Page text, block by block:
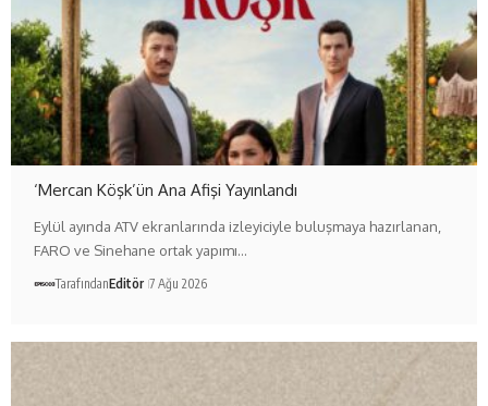
‘Mercan Köşk’ün Ana Afişi Yayınlandı
Eylül ayında ATV ekranlarında izleyiciyle buluşmaya hazırlanan,
FARO ve Sinehane ortak yapımı…
TarafındanEditör 7 Ağu 2026